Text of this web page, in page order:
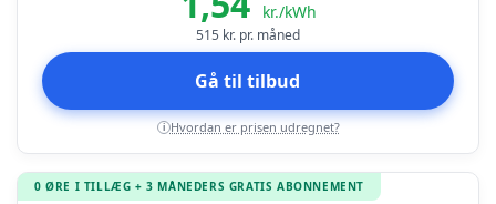
kr./kWh
515 kr. pr. måned
Gå til tilbud
i Hvordan er prisen udregnet?
0 ØRE I TILLÆG + 3 MÅNEDERS GRATIS ABONNEMENT